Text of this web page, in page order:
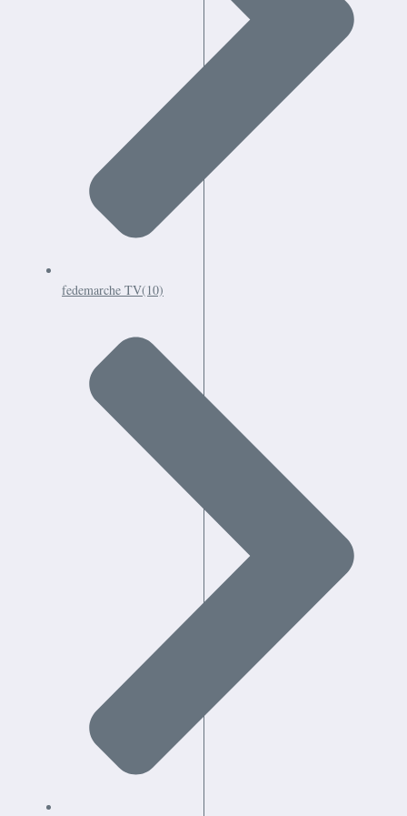
fedemarche TV(10)